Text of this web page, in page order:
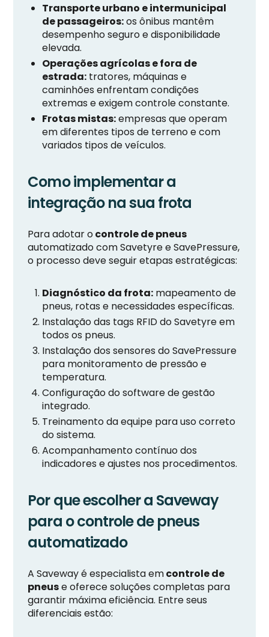
Transporte urbano e intermunicipal
de passageiros:os ônibus mantêm
desempenho seguro e disponibilidade
elevada.
Operações agrícolas e fora de
estrada: tratores, máquinas e
caminhões enfrentam condições
extremas e exigem controle constante.
Frotas mistas:empresas que operam
em diferentes tipos de terreno e com
variados tipos de veículos.
Como implementar a
integração na sua frota
Para adotar ocontrole de pneus
automatizado com Savetyre e SavePressure,
o processo deve seguir etapas estratégicas:
Diagnóstico da frota: mapeamento de
pneus, rotas e necessidades específicas.
Instalação das tags RFID do Savetyre em
todos os pneus.
Instalação dos sensores do SavePressure
para monitoramento de pressão e
temperatura.
Configuração do software de gestão
integrado.
Treinamento da equipe para uso correto
do sistema.
Acompanhamento contínuo dos
indicadores e ajustes nos procedimentos.
Por que escolher a Saveway
para o controle de pneus
automatizado
A Saveway é especialista emcontrole de
pneuse oferece soluções completas para
garantir máxima eficiência. Entre seus
diferenciais estão: